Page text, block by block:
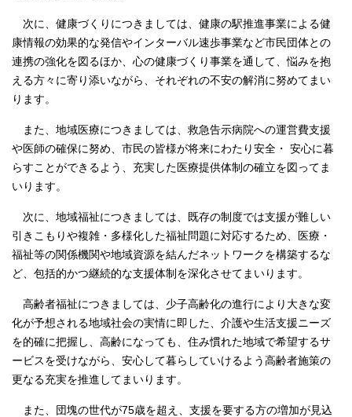
次に、健康づくりにつきましては、健康の駅推進事業による健
康情報の効果的な発信やインターバル速歩事業など市民団体との
連携の強化を図るほか、心の健康づくり事業を通して、悩みを抱
える方々に寄り添いながら、それぞれの不安の解消に努めてまい
ります。
また、地域医療につきましては、救急告示病院への運営費支援
や医師の確保に努め、市民の皆様が将来にわたり安全・ 安心に暮
らすことができるよう、充実した医療提供体制の確立を図ってま
いります。
次に、地域福祉につきましては、既存の制度では支援が難しい
引きこもりや複雑・多様化した福祉問題に対応するため、医療・
福祉等の関係機関や地域資源を結んだネットワークを構築するな
ど、包括的かつ継続的な支援体制を深化させてまいります。
高齢者福祉につきましては、少子高齢化の進行により大きな変
化が予想される地域社会の実情に即した、介護や生活支援ニーズ
を的確に把握し、高齢になっても、住み慣れた地域で希望するサ
ービスを受けながら、安心して暮らしていけるよう高齢者施策の
更なる充実を推進してまいります。
また、団塊の世代が75歳を超え、支援を要する方の増加が見込